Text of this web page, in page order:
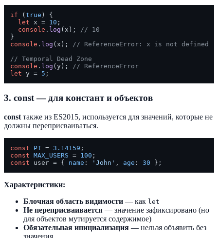
if ( true ) {
let x = 10 ;
console . log (x); // 10
console . log (x); // ReferenceError: x is not defined
// Temporal Dead Zone
console . log (y); // ReferenceError
let y = 5
3. const — для констант и объектов
const также из ES2015, используется для значений, которые не
должны переприсваиваться.
const PI = 3.14159
const MAX_USERS = 100
const user = { name : 'John' , age : 30
Характеристики:
Блочная область видимости — как let
Не переприсваивается — значение зафиксировано (но
для объектов мутируется содержимое)
Обязательная инициализация — нельзя объявить без
значения